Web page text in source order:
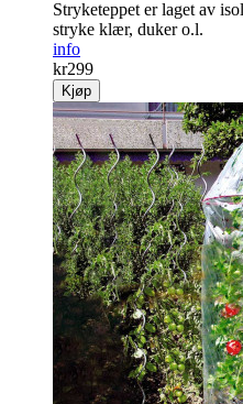
Stryketeppet er laget av
stryke klær, duker o.l.
info
kr299
Kjøp